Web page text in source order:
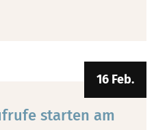
16 Feb.
starten am